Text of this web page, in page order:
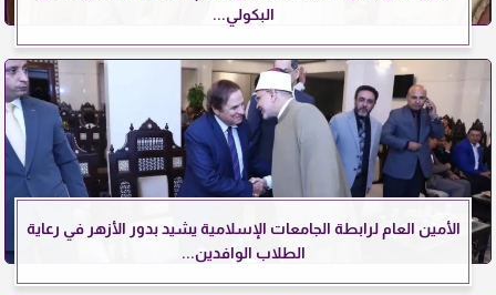
البكولي...
الأمين العام لرابطة الجامعات الإسلامية يشيد بدور الأزهر في رعاية
الطلاب الوافدين...